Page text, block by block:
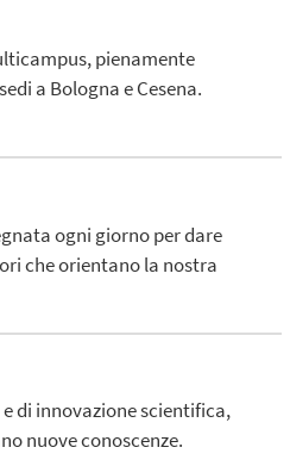
pienamente
a Bologna e Cesena.
ogni giorno per dare
che orientano la nostra
di innovazione scientifica,
nuove conoscenze.